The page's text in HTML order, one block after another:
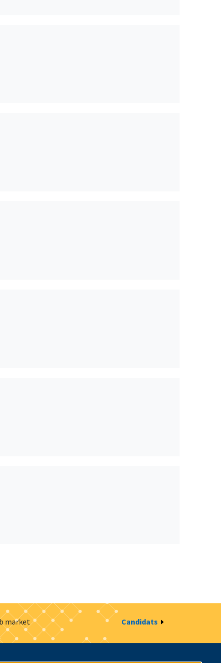
market Candidats